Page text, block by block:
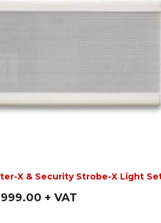
X & Security Strobe-X Light
999.00 + VAT